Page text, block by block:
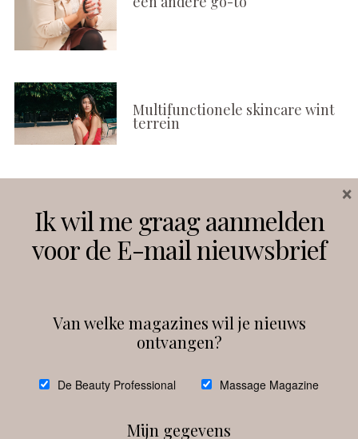
Multifunctionele skincare wint
terrein
Instagram Facebook
debeautyprofessional
Ik wil me graag aanmelden
voor de E-mail nieuwsbrief
Van welke magazines wil je nieuws
ontvangen?
De Beauty Professional Massage Magazine
Mijn gegevens
×